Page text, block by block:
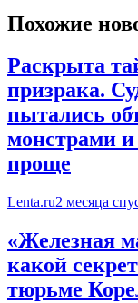
Похожие
Раскрыта
призрака.
пытались
монстрами
проще
Lenta.ru2 месяца
«Железная
какой
тюрьме